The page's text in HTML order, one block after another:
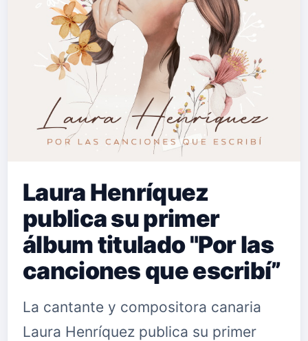
Laura Henríquez
publica su primer
álbum titulado "Por las
canciones que escribí”
La cantante y compositora canaria
Laura Henríquez publica su primer